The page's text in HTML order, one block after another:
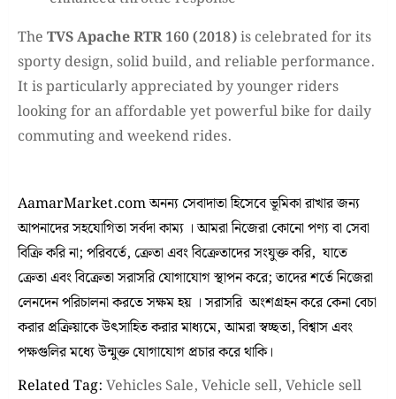
The TVS Apache RTR 160 (2018)is celebrated for its
sporty design, solid build, and reliable performance.
It is particularly appreciated by younger riders
looking for an affordable yet powerful bike for daily
commuting and weekend rides.
AamarMarket.com অনন্য সেবাদাতা হিসেবে ভূমিকা রাখার জন্য
আপনাদের সহযোগিতা সর্বদা কাম্য । আমরা নিজেরা কোনো পণ্য বা সেবা
বিক্রি করি না; পরিবর্তে, ক্রেতা এবং বিক্রেতাদের সংযুক্ত করি, যাতে
ক্রেতা এবং বিক্রেতা সরাসরি যোগাযোগ স্থাপন করে; তাদের শর্তে নিজেরা
লেনদেন পরিচালনা করতে সক্ষম হয় । সরাসরি অংশগ্রহন করে কেনা বেচা
করার প্রক্রিয়াকে উৎসাহিত করার মাধ্যমে, আমরা স্বচ্ছতা, বিশ্বাস এবং
পক্ষগুলির মধ্যে উন্মুক্ত যোগাযোগ প্রচার করে থাকি।
Related Tag: Vehicles Sale, Vehicle sell, Vehicle sell